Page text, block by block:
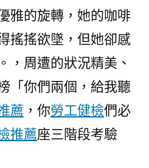
雅的旋轉，她的咖啡
搖搖欲墜，但她卻感
，周遭的狀況精美、
「你們兩個，給我聽
薦 ，你勞工健檢們必
推薦座三階段考驗